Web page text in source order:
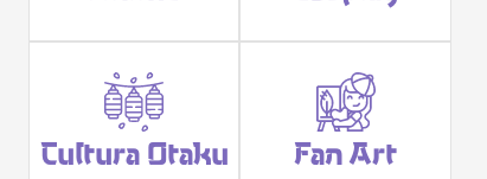
Cultura Otaku Fan Art